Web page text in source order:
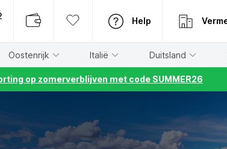
Help
Oostenrijk Italië Duitsland
op zomerverblijven met code SUMMER26